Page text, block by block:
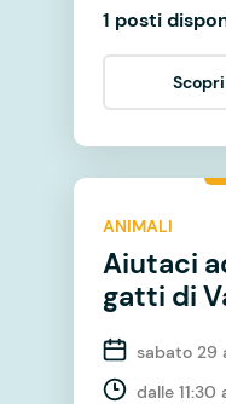
1 posti
ANIMALI
Aiutaci
gatti di
sabato 29
dalle 11:30